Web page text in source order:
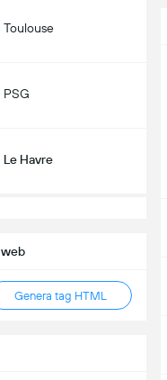
Toulouse
PSG
Le Havre
Genera tag HTML